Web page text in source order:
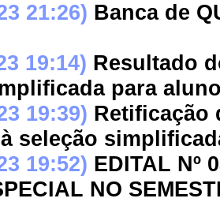
21:26) Banca de
19:14) Resultado
para
19:39) Retificação
seleção
19:52) EDITAL Nº
NO